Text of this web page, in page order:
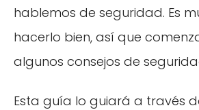
hablemos de seguridad. Es
hacerlo bien, así que
algunos consejos de
Esta guía lo guiará a través